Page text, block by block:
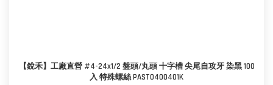
【銳禾】工廠直營 #4-24x1/2 盤頭/丸頭 十字槽 尖尾自攻牙 染黑 100
入 特殊螺絲 PAST0400401K